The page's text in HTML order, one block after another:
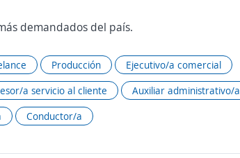
demandados del país.
Producción
Ejecutivo/a comercial
a servicio al cliente
Auxiliar administrativo/a
Conductor/a